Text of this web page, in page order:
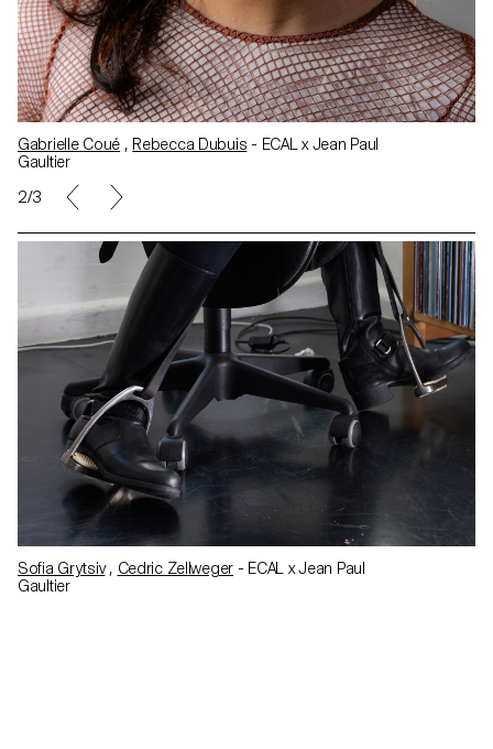
Gabrielle Coué , Rebecca Dubuis - ECAL x Jean Paul
Gaultier
3/3
Sofia Grytsiv, Cedric Zellweger - ECAL x Jean Paul
Gaultier